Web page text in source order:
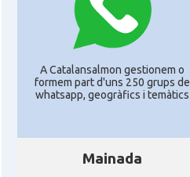
A Catalansalmon gestionem o
formem part d'uns 250 grups de
whatsapp, geogràfics i temàtics
Mainada